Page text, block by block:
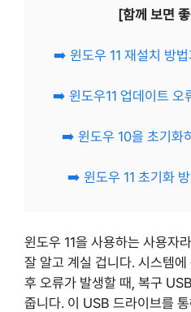
[함께 보면
➡️ 윈도우 11 재설치 방
➡️ 윈도우11 업데이트 오
➡️ 윈도우 10을 초기화
➡️ 윈도우 11 초기화
윈도우 11을 사용하는 사용자
잘 알고 계실 겁니다. 시스템
후 오류가 발생할 때, 복구
줍니다. 이 USB 드라이브를